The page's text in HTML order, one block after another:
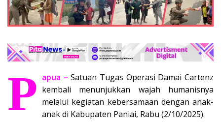
P apua – Satuan Tugas Operasi Damai Cartenz
kembali menunjukkan wajah humanisnya
melalui kegiatan kebersamaan dengan anak-
anak di Kabupaten Paniai, Rabu (2/10/2025).